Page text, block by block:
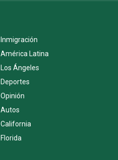
Inmigración
América Latina
Los Ángeles
Deportes
Opinión
Autos
California
Florida